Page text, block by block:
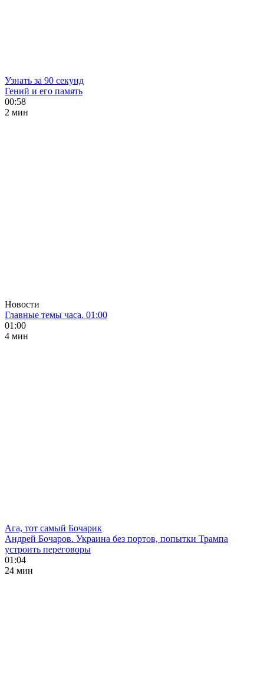
Узнать за 90 секунд
Гений и его память
00:58
2 мин
Новости
Главные темы часа. 01:00
01:00
4 мин
Ага, тот самый Бочарик
Андрей Бочаров. Украина без портов, попытки Трампа
устроить переговоры
01:04
24 мин